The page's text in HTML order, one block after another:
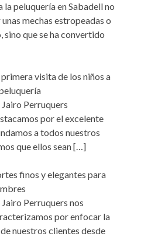
la peluquería en Sabadell no
mechas estropeadas o
sino que se ha convertido
primera visita de los niños a
Jairo Perruquers
por el excelente
a todos nuestros
que ellos sean[…]
finos y elegantes para
Jairo Perruquers nos
por enfocar la
nuestros clientes desde